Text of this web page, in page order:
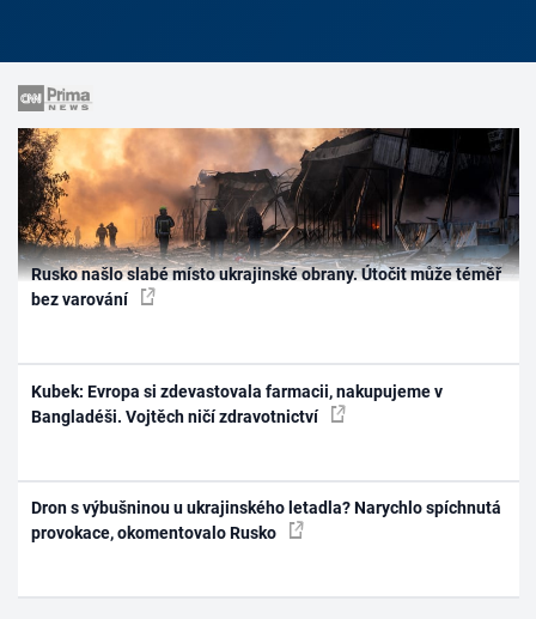
Rusko našlo slabé místo ukrajinské obrany. Útočit může téměř
bez varování
Kubek: Evropa si zdevastovala farmacii, nakupujeme v
Bangladéši. Vojtěch ničí zdravotnictví
Dron s výbušninou u ukrajinského letadla? Narychlo spíchnutá
provokace, okomentovalo Rusko